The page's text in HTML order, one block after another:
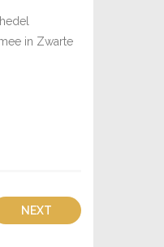
in Zwarte
NEXT